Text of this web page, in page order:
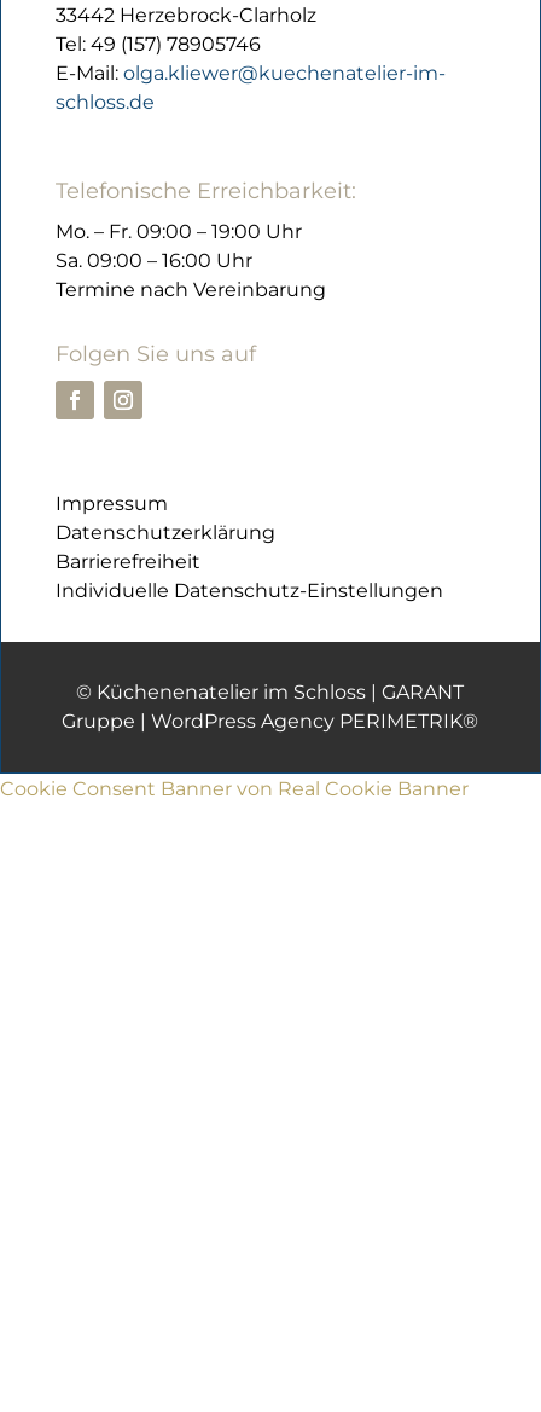
33442 Herzebrock-Clarholz
Tel: 49 (157) 78905746
E-Mail: olga.kliewer@kuechenatelier-im-
schloss.de
Telefonische Erreichbarkeit:
Mo. – Fr. 09:00 – 19:00 Uhr
Sa. 09:00 – 16:00 Uhr
Termine nach Vereinbarung
Folgen Sie uns auf
Impressum
Datenschutzerklärung
Barrierefreiheit
Individuelle Datenschutz-Einstellungen
© Küchenenatelier im Schloss |GARANT
Gruppe |WordPress Agency PERIMETRIK®
Cookie Consent Banner von Real Cookie Banner